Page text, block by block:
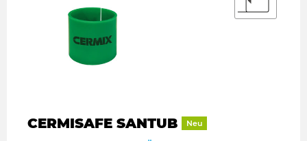
CERMISAFE SANTUB Neu